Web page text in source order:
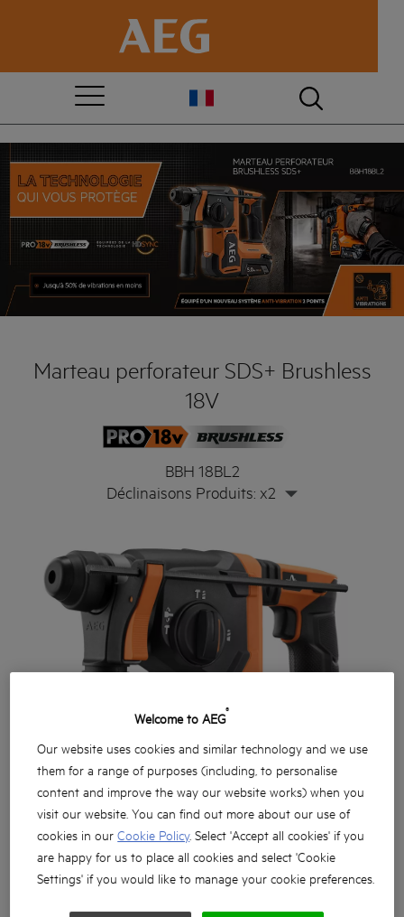
Marteau perforateur SDS+ Brushless
18V
BBH 18BL2
Déclinaisons Produits: x2
Welcome to AEG®
Our website uses cookies and similar technology and we use
them for a range of purposes (including, to personalise
content and improve the way our website works) when you
visit our website. You can find out more about our use of
cookies in ourCookie Policy. Select 'Accept all cookies' if you
are happy for us to place all cookies and select 'Cookie
Settings' if you would like to manage your cookie preferences.